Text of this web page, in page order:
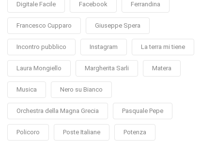
Digitale Facile Facebook Ferrandina
Francesco Cupparo Giuseppe Spera
Incontro pubblico Instagram La terra mi tiene
Laura Mongiello Margherita Sarli Matera
Musica Nero su Bianco
Orchestra della Magna Grecia Pasquale Pepe
Policoro Poste Italiane Potenza